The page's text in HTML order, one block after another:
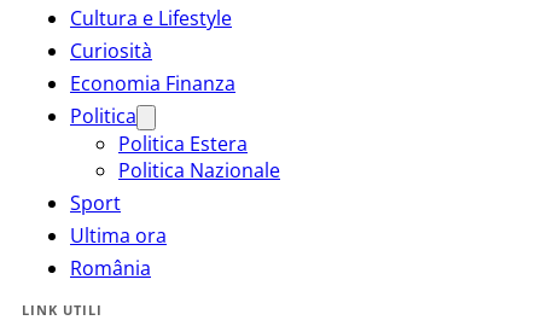
Cultura e Lifestyle
Curiosità
Economia Finanza
Politica
Politica Estera
Politica Nazionale
Sport
Ultima ora
România
LINK UTILI